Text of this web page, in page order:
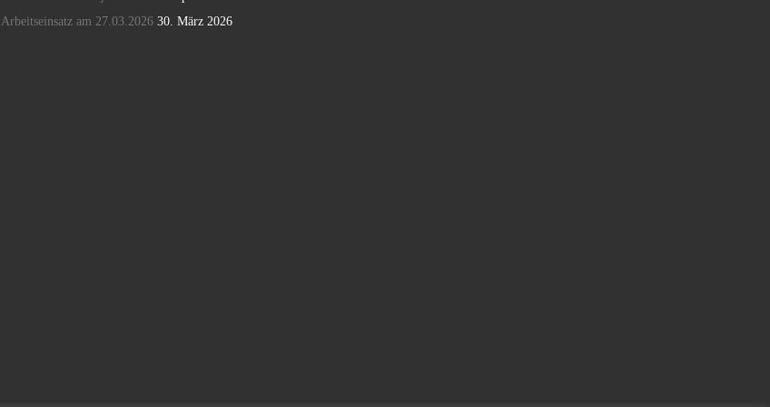
Arbeitseinsatz am 27.03.2026 30. März 2026